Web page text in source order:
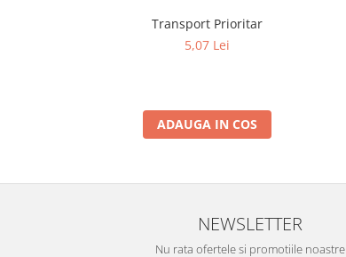
Transport Prioritar
5,07 Lei
ADAUGA IN COS
NEWSLETTER
Nu rata ofertele si promotiile noastre